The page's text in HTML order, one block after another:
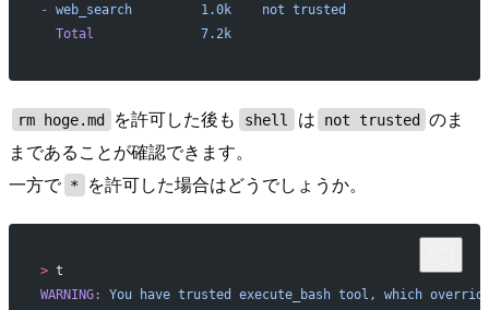
- web_search
         1.0k
    not
trusted
  Total
              7.2k
rm hoge.md を許可した後も shell は not trusted のま
まであることが確認できます。
一方で * を許可した場合はどうでしょうか。
> t
WARNING:
You have trusted execute_bash tool, which